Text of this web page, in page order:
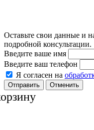
Оставьте свои данные и
подробной консультации.
Введите ваше имя
Введите ваш телефон
Я согласен на
Отменить